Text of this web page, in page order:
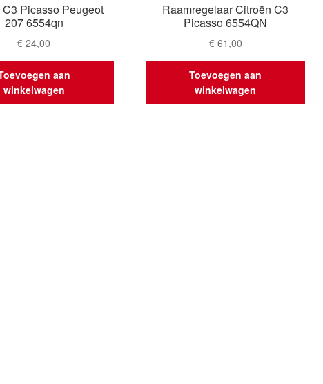
Picasso Peugeot
207 6554qn
€ 24,00
aan
winkelwagen
Raamregelaar Citroën C3
Picasso 6554QN
€61,00
Toevoegen aan
winkelwagen